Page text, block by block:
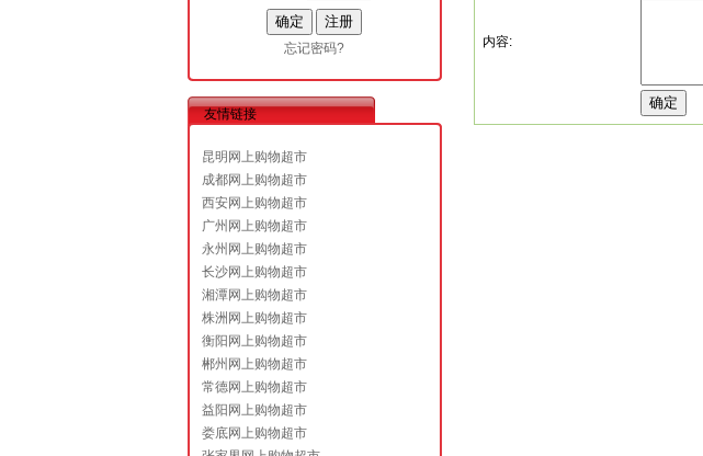
忘记密码?
友情链接
昆明网上购物超市
成都网上购物超市
西安网上购物超市
广州网上购物超市
永州网上购物超市
长沙网上购物超市
湘潭网上购物超市
株洲网上购物超市
衡阳网上购物超市
郴州网上购物超市
常德网上购物超市
益阳网上购物超市
娄底网上购物超市
内容: